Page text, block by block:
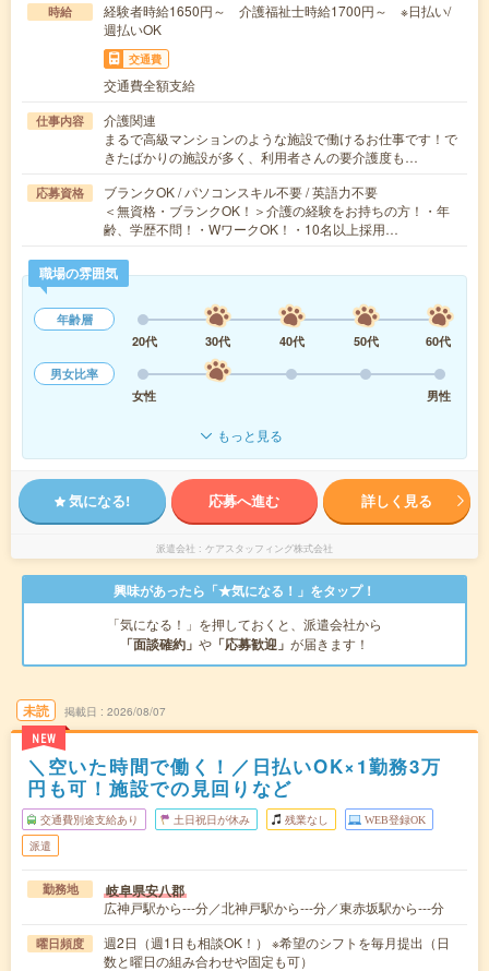
時給
経験者時給1650円～ 介護福祉士時給1700円～ ※日払い/
週払いOK
交通費
交通費全額支給
仕事内容
介護関連
まるで高級マンションのような施設で働けるお仕事です！で
きたばかりの施設が多く、利用者さんの要介護度も…
応募資格
ブランクOK / パソコンスキル不要 / 英語力不要
＜無資格・ブランクOK！＞介護の経験をお持ちの方！・年
齢、学歴不問！・WワークOK！・10名以上採用…
職場の雰囲気
年齢層
20代
30代 40代 50代
60代
男女比率
女性
男性
もっと見る
気になる! 応募へ進む 詳しく見る
派遣会社 ケアスタッフィング株式会社
興味があったら「★気になる！」をタップ！
「気になる！」を押しておくと、派遣会社から
「面談確約」 や 「応募歓迎」 が届きます！
未読
NEW
掲載日 2026/08/07
＼空いた時間で働く！／日払いOK×1勤務3万
円も可！施設での見回りなど
交通費別途支給あり 土日祝日が休み 残業なし WEB登録OK
派遣
勤務地 岐阜県安八郡
広神戸駅から---分／北神戸駅から---分／東赤坂駅から---分
曜日頻度
週2日（週1日も相談OK！） ※希望のシフトを毎月提出（日
数と曜日の組み合わせや固定も可）